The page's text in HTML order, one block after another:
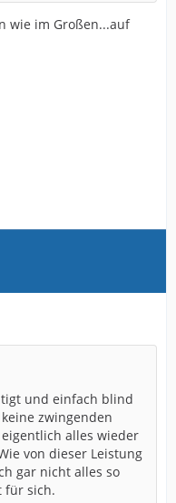
wie im Großen...auf
und einfach blind
zwingenden
alles wieder
von dieser Leistung
gar nicht alles so
für sich.